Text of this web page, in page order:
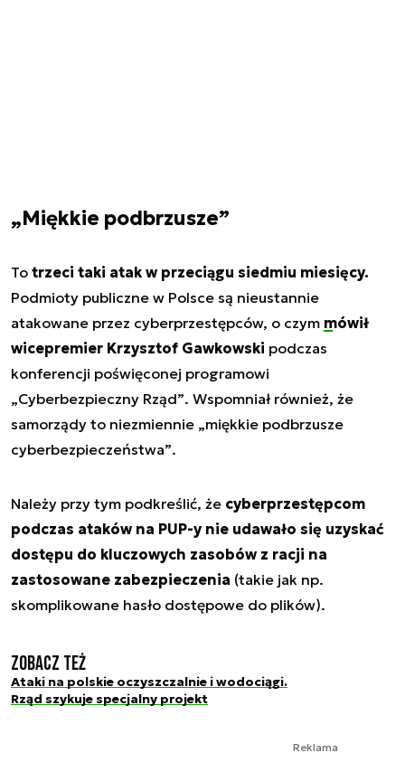
„Miękkie podbrzusze”
To trzeci taki atak w przeciągu siedmiu miesięcy.
Podmioty publiczne w Polsce są nieustannie
atakowane przez cyberprzestępców, o czym mówił
wicepremier Krzysztof Gawkowski podczas
konferencji poświęconej programowi
„Cyberbezpieczny Rząd”. Wspomniał również, że
samorządy to niezmiennie „miękkie podbrzusze
cyberbezpieczeństwa”.
Należy przy tym podkreślić, że cyberprzestępcom
podczas ataków na PUP-y nie udawało się uzyskać
dostępu do kluczowych zasobów z racji na
zastosowane zabezpieczenia (takie jak np.
skomplikowane hasło dostępowe do plików).
Zobacz też
Ataki na polskie oczyszczalnie i wodociągi.
Rząd szykuje specjalny projekt
Reklama